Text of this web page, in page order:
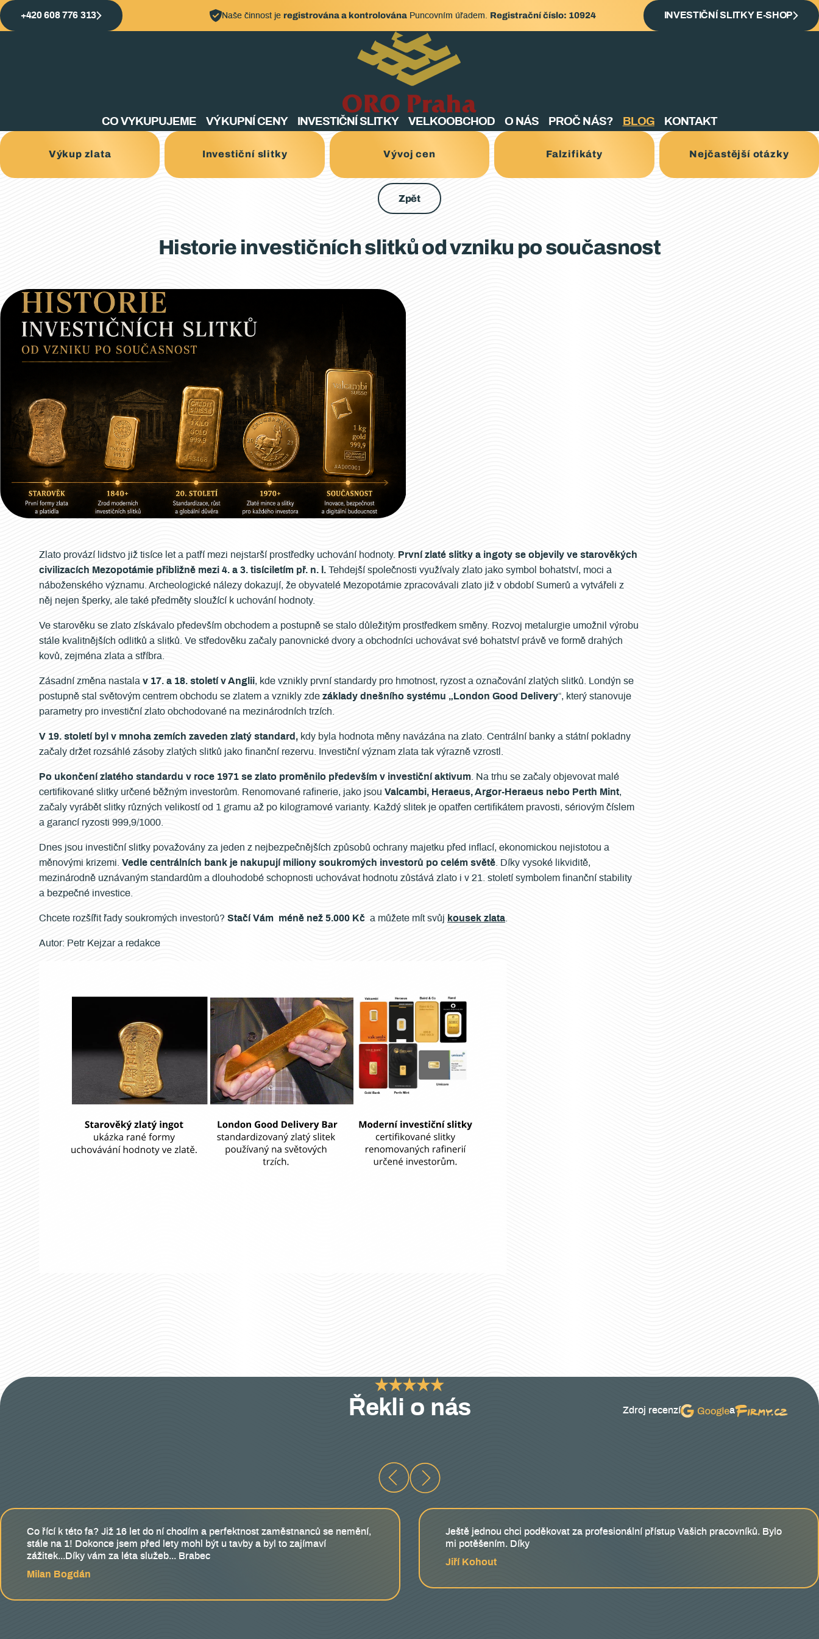
+420 608 776 313 Naše činnost je registrována a kontrolována Puncovním úřadem. Registrační číslo: 10924 INVESTIČNÍ SLITKY E-SHOP
CO VYKUPUJEME VÝKUPNÍ CENY INVESTIČNÍ SLITKY VELKOOBCHOD O NÁS PROČ NÁS? BLOG KONTAKT
Výkup zlata Investiční slitky Vývoj cen Falzifikáty Nejčastější otázky
Zpět
Historie investičních slitků od vzniku po současnost
Zlato provází lidstvo již tisíce let a patří mezi nejstarší prostředky uchování hodnoty.
První zlaté slitky a ingoty se objevily ve starověkých
civilizacích Mezopotámie přibližně mezi 4. a 3. tisíciletím př. n. l. Tehdejší společnosti využívaly zlato jako symbol bohatství, moci a
náboženského významu. Archeologické nálezy dokazují, že obyvatelé Mezopotámie zpracovávali zlato již v období Sumerů a vytvářeli z
něj nejen šperky, ale také předměty sloužící k uchování hodnoty.
Ve starověku se zlato získávalo především obchodem a postupně se stalo důležitým prostředkem směny. Rozvoj metalurgie umožnil výrobu
stále kvalitnějších odlitků a slitků. Ve středověku začaly panovnické dvory a obchodníci uchovávat své bohatství právě ve formě drahých
kovů, zejména zlata a stříbra.
Zásadní změna nastala v 17. a 18. století v Anglii, kde vznikly první standardy pro hmotnost, ryzost a označování zlatých slitků. Londýn se
postupně stal světovým centrem obchodu se zlatem a vznikly zde základy dnešního systému „London Good Delivery“, který stanovuje
parametry pro investiční zlato obchodované na mezinárodních trzích.
V 19. století byl v mnoha zemích zaveden zlatý standard, kdy byla hodnota měny navázána na zlato. Centrální banky a státní pokladny
začaly držet rozsáhlé zásoby zlatých slitků jako finanční rezervu. Investiční význam zlata tak výrazně vzrostl.
Po ukončení zlatého standardu v roce 1971 se zlato proměnilo především v investiční aktivum . Na trhu se začaly objevovat malé
certifikované slitky určené běžným investorům. Renomované rafinerie, jako jsou Valcambi, Heraeus, Argor-Heraeus nebo Perth Mint,
začaly vyrábět slitky různých velikostí od 1 gramu až po kilogramové varianty. Každý slitek je opatřen certifikátem pravosti, sériovým číslem
a garancí ryzosti 999,9/1000.
Dnes jsou investiční slitky považovány za jeden z nejbezpečnějších způsobů ochrany majetku před inflací, ekonomickou nejistotou a
měnovými krizemi. Vedle centrálních bank je nakupují miliony soukromých investorů po celém světě . Díky vysoké likviditě,
mezinárodně uznávaným standardům a dlouhodobé schopnosti uchovávat hodnotu zůstává zlato i v 21. století symbolem finanční stability
a bezpečné investice.
Chcete rozšířit řady soukromých investorů? Stačí Vám méně než 5.000 Kč a můžete mít svůj kousek zlata
Autor: Petr Kejzar a redakce
Řekli o nás Zdroj recenzí a
Co řící k této fa? Již 16 let do ní chodím a perfektnost zaměstnanců se nemění,
stále na 1! Dokonce jsem před lety mohl být u tavby a byl to zajímaví
zážitek...Díky vám za léta služeb... Brabec
Milan Bogdán
Ještě jednou chci poděkovat za profesionální přístup Vašich pracovníků. Bylo
mi potěšením. Díky
Jiří Kohout